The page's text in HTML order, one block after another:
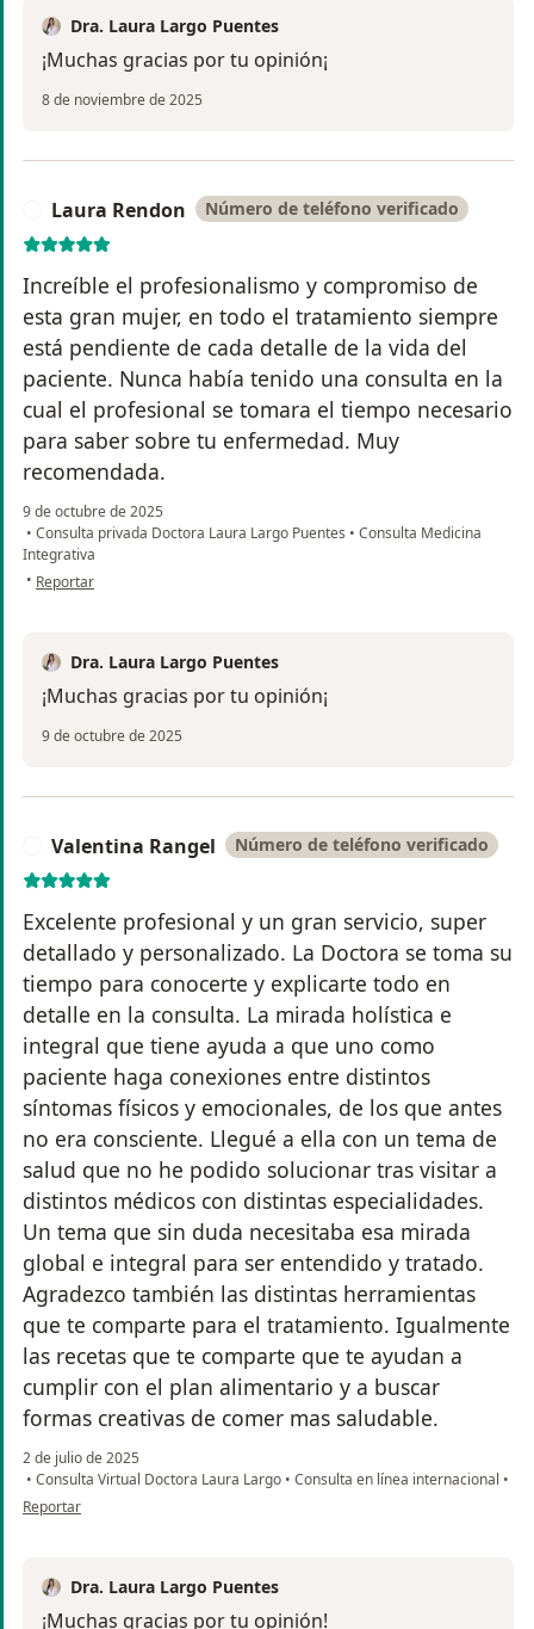
Dra. Laura Largo Puentes
¡Muchas gracias por tu opinión¡
8 de noviembre de 2025
Laura Rendon Número de teléfono verificado
Increíble el profesionalismo y compromiso de
esta gran mujer, en todo el tratamiento siempre
está pendiente de cada detalle de la vida del
paciente. Nunca había tenido una consulta en la
cual el profesional se tomara el tiempo necesario
para saber sobre tu enfermedad. Muy
recomendada.
9 de octubre de 2025
• Consulta privada Doctora Laura Largo Puentes • Consulta Medicina
Integrativa
• en opinión del usuario Laura Rendon
Reportar
Dra. Laura Largo Puentes
¡Muchas gracias por tu opinión¡
9 de octubre de 2025
Valentina Rangel Número de teléfono verificado
Excelente profesional y un gran servicio, super
detallado y personalizado. La Doctora se toma su
tiempo para conocerte y explicarte todo en
detalle en la consulta. La mirada holística e
integral que tiene ayuda a que uno como
paciente haga conexiones entre distintos
síntomas físicos y emocionales, de los que antes
no era consciente. Llegué a ella con un tema de
salud que no he podido solucionar tras visitar a
distintos médicos con distintas especialidades.
Un tema que sin duda necesitaba esa mirada
global e integral para ser entendido y tratado.
Agradezco también las distintas herramientas
que te comparte para el tratamiento. Igualmente
las recetas que te comparte que te ayudan a
cumplir con el plan alimentario y a buscar
formas creativas de comer mas saludable.
2 de julio de 2025
• Consulta Virtual Doctora Laura Largo • Consulta en línea internacional •
en opinión del usuario Valentina Rangel
Reportar
Dra. Laura Largo Puentes
¡Muchas gracias por tu opinión!